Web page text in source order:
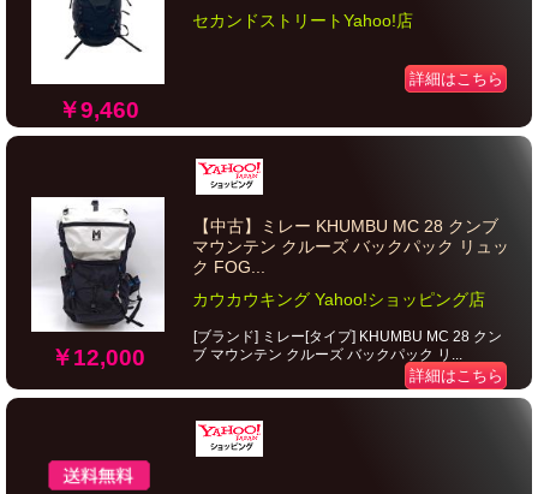
￥9,460
セカンドストリートYahoo!店
詳細はこちら
￥12,000
【中古】ミレー KHUMBU MC 28 クンブ
マウンテン クルーズ バックパック リュッ
ク FOG...
カウカウキング Yahoo!ショッピング店
[ブランド] ミレー[タイプ] KHUMBU MC 28 クン
ブ マウンテン クルーズ バックパック リ...
詳細はこちら